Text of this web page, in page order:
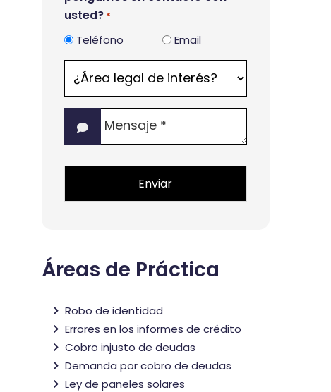
usted? *
Teléfono Email
¿Área
legal
de
interés?
*
Áreas de Práctica
Robo de identidad
Errores en los informes de crédito
Cobro injusto de deudas
Demanda por cobro de deudas
Ley de paneles solares